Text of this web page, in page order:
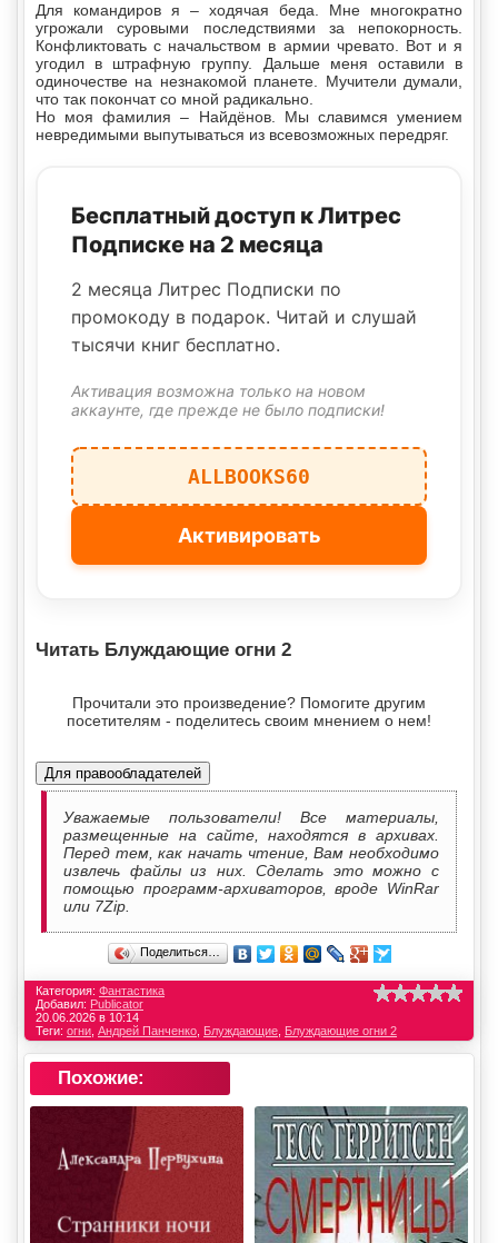
Для командиров я – ходячая беда. Мне многократно
угрожали суровыми последствиями за непокорность.
Конфликтовать с начальством в армии чревато. Вот и я
угодил в штрафную группу. Дальше меня оставили в
одиночестве на незнакомой планете. Мучители думали,
что так покончат со мной радикально.
Но моя фамилия – Найдёнов. Мы славимся умением
невредимыми выпутываться из всевозможных передряг.
Бесплатный доступ к Литрес
Подписке на 2 месяца
2 месяца Литрес Подписки по
промокоду в подарок. Читай и слушай
тысячи книг бесплатно.
Активация возможна только на новом
аккаунте, где прежде не было подписки!
ALLBOOKS60
Активировать
Читать Блуждающие огни 2
Прочитали это произведение? Помогите другим
посетителям - поделитесь своим мнением о нем!
Для правообладателей
Уважаемые пользователи! Все материалы,
размещенные на сайте, находятся в архивах.
Перед тем, как начать чтение, Вам необходимо
извлечь файлы из них. Сделать это можно с
помощью программ-архиваторов, вроде WinRar
или 7Zip.
Поделиться…
Категория: Фантастика
Добавил: Publicator
20.06.2026 в 10:14
Теги: огни Андрей Панченко Блуждающие Блуждающие огни 2
Похожие: